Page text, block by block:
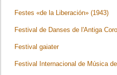
Festes «de la Liberación» (1943)
Festival de Danses de l'Antiga
Festival gaiater
Festival Internacional de Música